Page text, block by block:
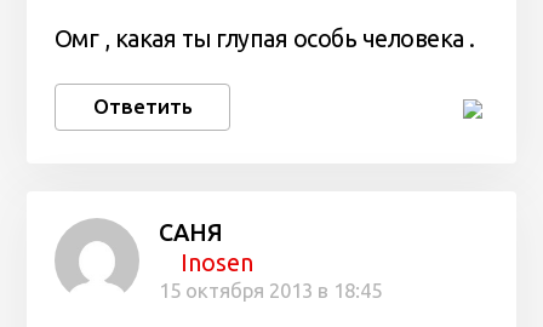
Омг , какая ты глупая особь человека .
Ответить
САНЯ
Inosen
15 октября 2013 в 18:45